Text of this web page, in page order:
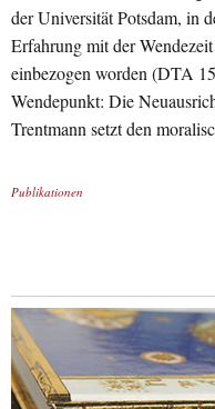
der Universität Potsdam, in
Erfahrung mit der
einbezogen worden (DTA
Wendepunkt: Die
Trentmann setzt den
Publikationen